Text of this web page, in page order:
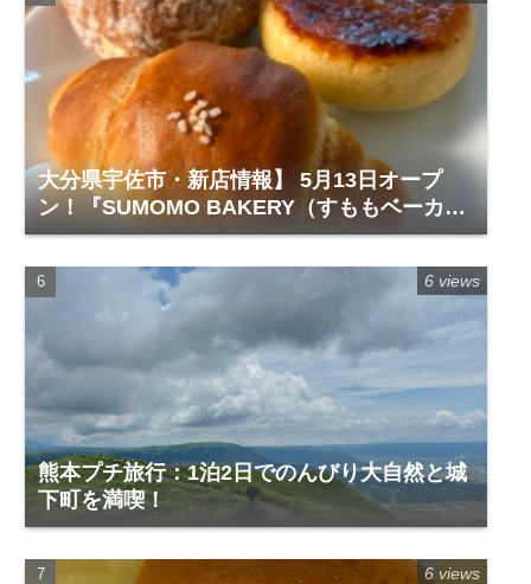
大分県宇佐市・新店情報】 5月13日オープ
ン！『SUMOMO BAKERY（すももベーカリ
ー）』レビュー
熊本プチ旅行：1泊2日でのんびり大自然と城
下町を満喫！
6 views
6 views